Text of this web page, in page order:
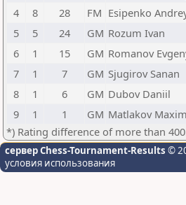
4
8 28 FM Esipenko
5
5 24 GM Rozum Ivan
6
1 15 GM Romanov
7
1 7 GM Sjugirov Sanan
8
1 6 GM Dubov Daniil
9
1 1 GM Matlakov Maxim
*) Rating difference of more than
сервер Chess-Tournament-Results ©
условия использования